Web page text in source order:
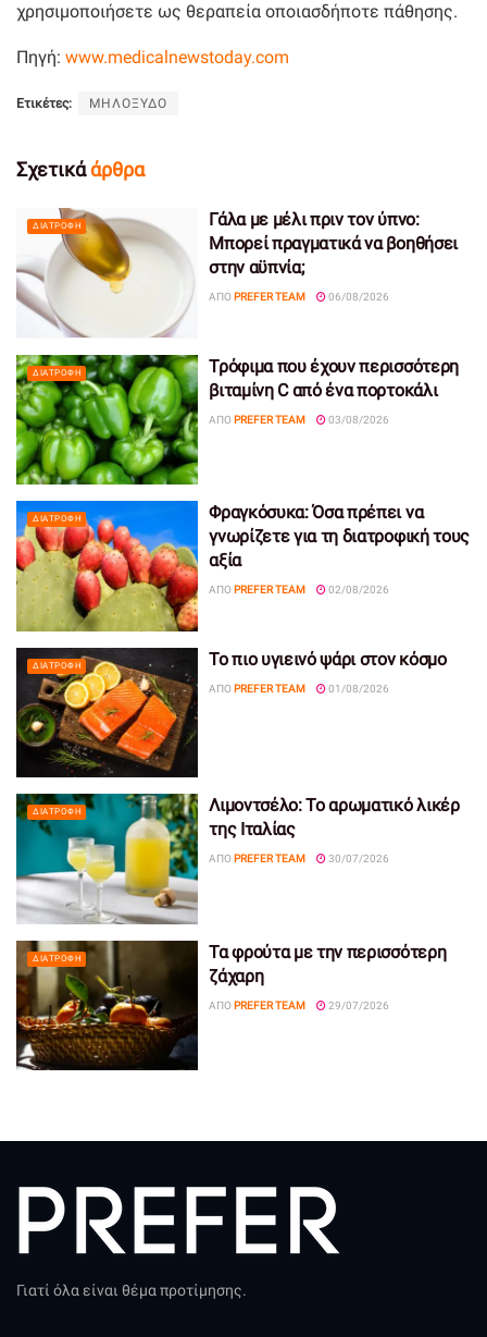
χρησιμοποιήσετε ως θεραπεία οποιασδήποτε πάθησης.
Πηγή: www.medicalnewstoday.com
Ετικέτες: ΜΗΛΟΞΥΔΟ
Σχετικάάρθρα
ΔΙΑΤΡΟΦΉ
Γάλα με μέλι πριν τον ύπνο:
Μπορεί πραγματικά να βοηθήσει
στην αϋπνία;
ΑΠΌ PREFER TEAM 06/08/2026
ΔΙΑΤΡΟΦΉ
Τρόφιμα που έχουν περισσότερη
βιταμίνη C από ένα πορτοκάλι
ΑΠΌ PREFER TEAM 03/08/2026
ΔΙΑΤΡΟΦΉ
Φραγκόσυκα: Όσα πρέπει να
γνωρίζετε για τη διατροφική τους
αξία
ΑΠΌ PREFER TEAM 02/08/2026
ΔΙΑΤΡΟΦΉ Το πιο υγιεινό ψάρι στον κόσμο
ΑΠΌ PREFER TEAM 01/08/2026
ΔΙΑΤΡΟΦΉ
Λιμοντσέλο: Το αρωματικό λικέρ
της Ιταλίας
ΑΠΌ PREFER TEAM 30/07/2026
ΔΙΑΤΡΟΦΉ
Τα φρούτα με την περισσότερη
ζάχαρη
ΑΠΌ PREFER TEAM 29/07/2026
Γιατί όλα είναι θέμα προτίμησης.